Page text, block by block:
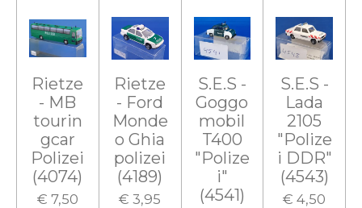
Rietze
- MB
tourin
gcar
Polizei
(4074)
€ 7,50
Rietze
- Ford
Monde
o Ghia
polizei
(4189)
€ 3,95
S.E.S -
Goggo
mobil
T400
"Polize
i"
(4541)
S.E.S -
Lada
2105
"Polize
i DDR"
(4543)
€ 4,50